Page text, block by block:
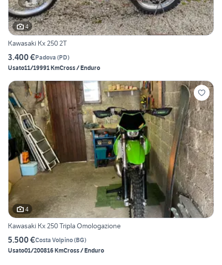
4
Kawasaki Kx 250 2T
3.400 €Padova (PD)
Usato11/19991 KmCross / Enduro
4
Kawasaki Kx 250 Tripla Omologazione
5.500 €Costa Volpino(BG)
Usato01/200816 KmCross / Enduro